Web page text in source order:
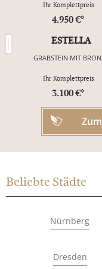
Ihr Komplettpreis
4.950 €*
ESTELLA
GRABSTEIN MIT
Ihr Komplettpreis
3.100 €*
Beliebte Städte
Nürnberg
Dresden